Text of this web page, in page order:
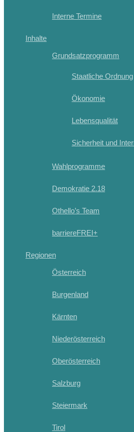
Interne Termine
Inhalte
Grundsatzprogramm
Staatliche Ordnung
Ökonomie
Lebensqualität
Sicherheit und
Wahlprogramme
Demokratie 2.18
Othello’s Team
barriereFREI+
Regionen
Österreich
Burgenland
Kärnten
Niederösterreich
Oberösterreich
Salzburg
Steiermark
Tirol